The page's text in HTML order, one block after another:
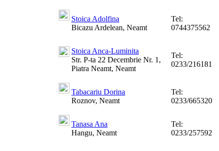
Stoica Adolfina
Bicazu Ardelean, Neamt
Tel:
0744375562
Stoica Anca-Luminita
Str. P-ta 22 Decembrie Nr. 1,
Piatra Neamt, Neamt
Tel:
0233/216181
Tabacariu Dorina
Roznov, Neamt
Tel:
0233/665320
Tanasa Ana
Hangu, Neamt
Tel:
0233/257592